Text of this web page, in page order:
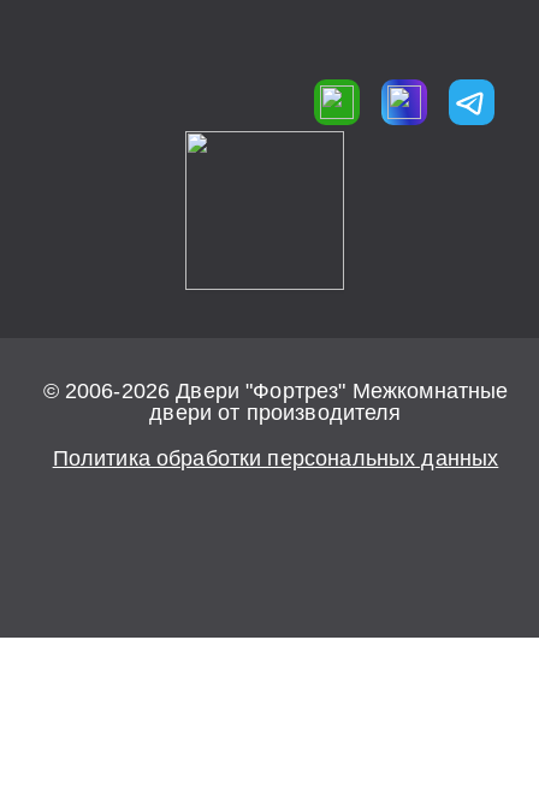
© 2006-2026 Двери "Фортрез" Межкомнатные
двери от производителя
Политика обработки персональных данных